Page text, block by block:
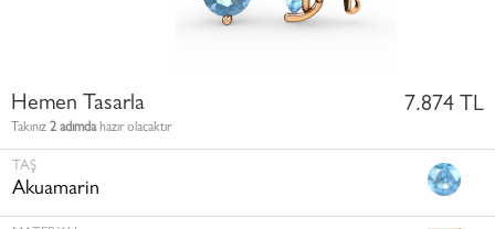
Hemen Tasarla
Takınız 2 adımdahazır olacaktır
7.874 TL
TAŞ
Akuamarin